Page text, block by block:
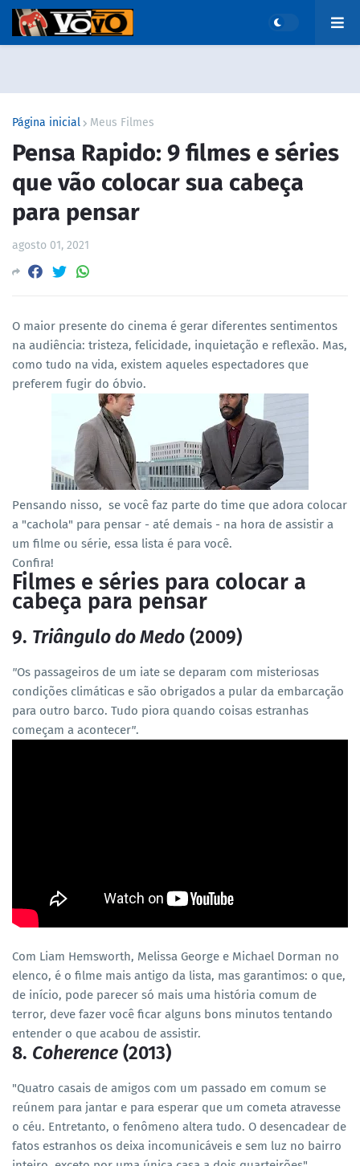
Página inicial Meus Filmes
Pensa Rapido: 9 filmes e séries
que vão colocar sua cabeça
para pensar
agosto 01, 2021
O maior presente do cinema é gerar diferentes sentimentos
na audiência: tristeza, felicidade, inquietação e reflexão. Mas,
como tudo na vida, existem aqueles espectadores que
preferem fugir do óbvio.
Pensando nisso, se você faz parte do time que adora colocar
a "cachola" para pensar - até demais - na hora de assistir a
um filme ou série, essa lista é para você.
Confira!
Filmes e séries para colocar a
cabeça para pensar
9. Triângulo do Medo (2009)
"Os passageiros de um iate se deparam com misteriosas
condições climáticas e são obrigados a pular da embarcação
para outro barco. Tudo piora quando coisas estranhas
começam a acontecer".
Com Liam Hemsworth, Melissa George e Michael Dorman no
elenco, é o filme mais antigo da lista, mas garantimos: o que,
de início, pode parecer só mais uma história comum de
terror, deve fazer você ficar alguns bons minutos tentando
entender o que acabou de assistir.
8. Coherence (2013)
"Quatro casais de amigos com um passado em comum se
reúnem para jantar e para esperar que um cometa atravesse
o céu. Entretanto, o fenômeno altera tudo. O desencadear de
fatos estranhos os deixa incomunicáveis e sem luz no bairro